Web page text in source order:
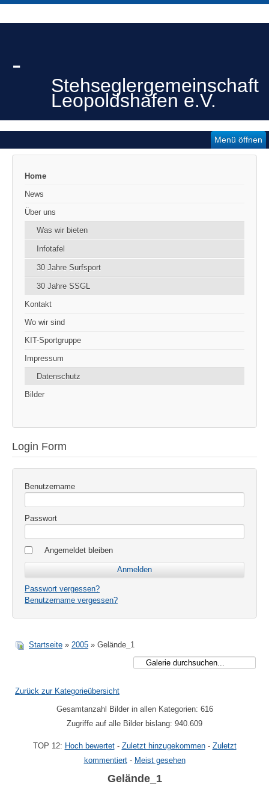
-
Stehseglergemeinschaft
Leopoldshafen e.V.
Menü öffnen
Home
News
Über uns
Was wir bieten
Infotafel
30 Jahre Surfsport
30 Jahre SSGL
Kontakt
Wo wir sind
KIT-Sportgruppe
Impressum
Datenschutz
Bilder
Login Form
Benutzername
Passwort
Angemeldet bleiben
Passwort vergessen?
Benutzername vergessen?
Startseite » 2005 » Gelände_1
Zurück zur Kategorieübersicht
Gesamtanzahl Bilder in allen Kategorien: 616
Zugriffe auf alle Bilder bislang: 940.609
TOP 12: Hoch bewertet- Zuletzt hinzugekommen- Zuletzt
kommentiert- Meist gesehen
Gelände_1